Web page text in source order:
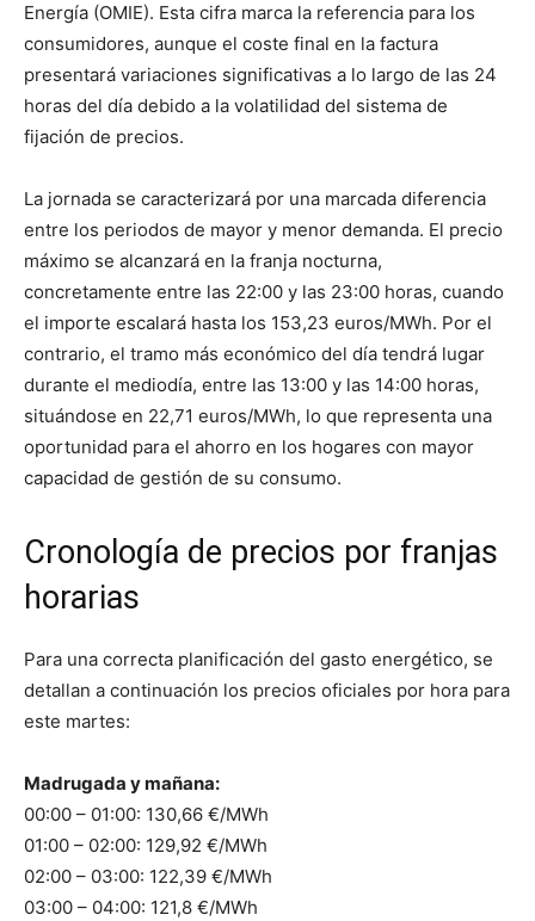
Energía (OMIE). Esta cifra marca la referencia para los
consumidores, aunque el coste final en la factura
presentará variaciones significativas a lo largo de las 24
horas del día debido a la volatilidad del sistema de
fijación de precios.
La jornada se caracterizará por una marcada diferencia
entre los periodos de mayor y menor demanda. El precio
máximo se alcanzará en la franja nocturna,
concretamente entre las 22:00 y las 23:00 horas, cuando
el importe escalará hasta los 153,23 euros/MWh. Por el
contrario, el tramo más económico del día tendrá lugar
durante el mediodía, entre las 13:00 y las 14:00 horas,
situándose en 22,71 euros/MWh, lo que representa una
oportunidad para el ahorro en los hogares con mayor
capacidad de gestión de su consumo.
Cronología de precios por franjas
horarias
Para una correcta planificación del gasto energético, se
detallan a continuación los precios oficiales por hora para
este martes:
Madrugada y mañana:
00:00 – 01:00: 130,66 €/MWh
01:00 – 02:00: 129,92 €/MWh
02:00 – 03:00: 122,39 €/MWh
03:00 – 04:00: 121,8 €/MWh